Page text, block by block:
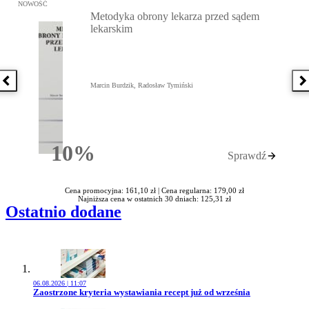
Poprzednia książka
NOWOŚĆ
10%Rabatu
Metodyka obrony lekarza przed sądem
lekarskim
Marcin Burdzik, Radosław Tymiński
Sprawdź
Cena promocyjna: 161,10 zł | Cena regularna: 179,00 zł
Najniższa cena w ostatnich 30 dniach: 125,31 zł
Ostatnio dodane
06.08.2026 | 11:07
Przejdź do artykułu:
Zaostrzone kryteria wystawiania recept już od września